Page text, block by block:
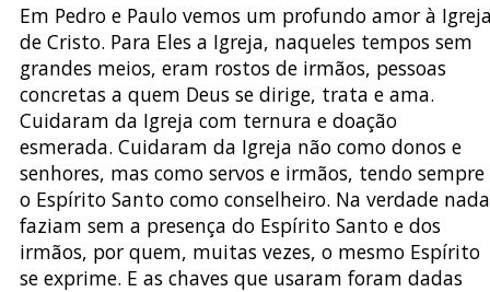
Em Pedro e Paulo vemos um profundo amor à
de Cristo. Para Eles a Igreja, naqueles tempos sem
grandes meios, eram rostos de irmãos, pessoas
concretas a quem Deus se dirige, trata e ama.
Cuidaram da Igreja com ternura e doação
esmerada. Cuidaram da Igreja não como donos e
senhores, mas como servos e irmãos, tendo sempre
o Espírito Santo como conselheiro. Na verdade nada
faziam sem a presença do Espírito Santo e dos
irmãos, por quem, muitas vezes, o mesmo Espírito
se exprime. E as chaves que usaram foram dadas